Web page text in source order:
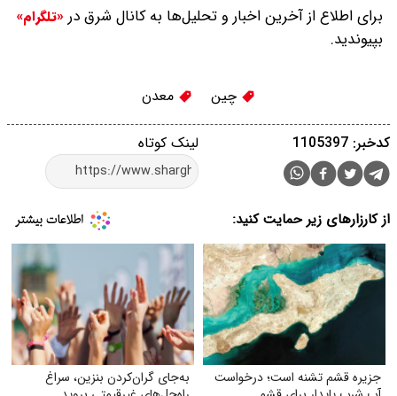
برای اطلاع از آخرین اخبار و تحلیل‌ها به کانال شرق در «تلگرام»
بپیوندید.
چین معدن
لینک کوتاه کدخبر: 1105397
از کارزارهای زیر حمایت کنید:
جزیره قشم تشنه است؛ درخواست
به‌جای گران‌کردن بنزین، سراغ